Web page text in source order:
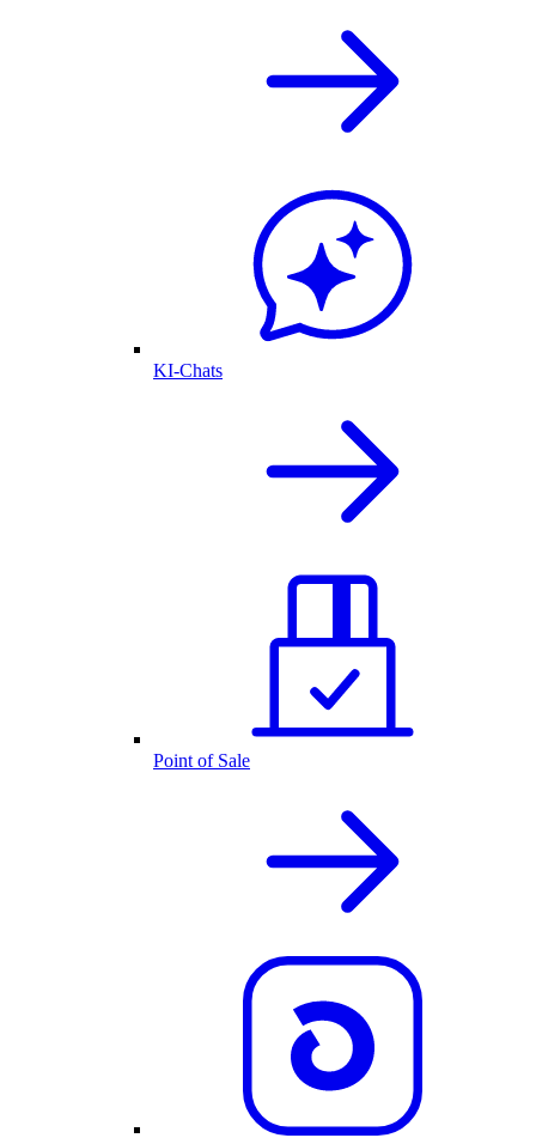
KI-Chats
Point of Sale